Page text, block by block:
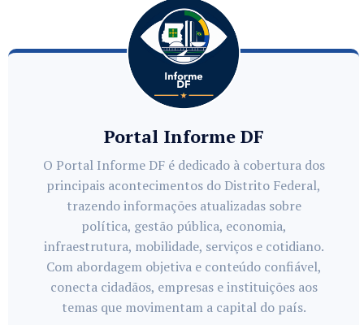
Portal Informe DF
O Portal Informe DF é dedicado à cobertura dos
principais acontecimentos do Distrito Federal,
trazendo informações atualizadas sobre
política, gestão pública, economia,
infraestrutura, mobilidade, serviços e cotidiano.
Com abordagem objetiva e conteúdo confiável,
conecta cidadãos, empresas e instituições aos
temas que movimentam a capital do país.